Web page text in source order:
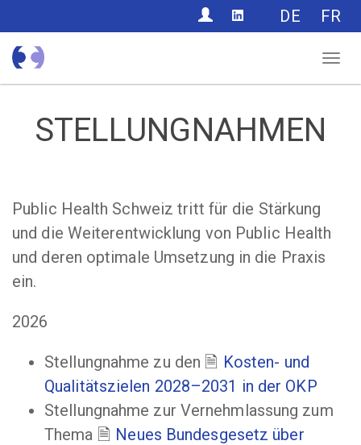
CONTACTDE FR
STELLUNGNAHMEN
Public Health Schweiz tritt für die Stärkung
und die Weiterentwicklung von Public Health
und deren optimale Umsetzung in die Praxis
ein.
2026
Stellungnahme zu den
Kosten- und
Qualitätszielen 2028–2031 in der OKP
Stellungnahme zur Vernehmlassung zum
Thema
Neues Bundesgesetz über